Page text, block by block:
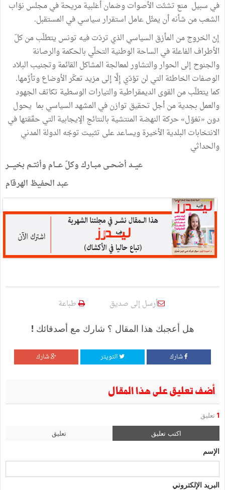
في سبيل منع تشتّت الأصوات وضمان أغلبية مريحة في مجلس نوّاب
الشعب من شأنه أن يمثّل عامل استقرار سياسي في المستقبل.
إنّ الخروج من المأزق السياسي الذي تردّت فيه تونس يتطلّب من كلّ
الأطراف الفاعلة في الساحة الوطنية التحلّي بالحكمة والرصانة
والجنوح إلى الحوار والتشاور لمعالجة المشاكل القائمة وتجنيب البلاد
الوصفات الخاطئة التي لن تؤدّي إِلَّا إلى مزيد تعكّر الأوضاع وتأزّمها.
كما يتطلّب من القوى الديمقراطية والتيارات الوسطية تكاتف الجهود
والعمل بجدية من أجل تحقيق توازن في المشهد السياسي بما يحول
دون «تغوّل» حركة النهضة المنتشية بالنتائج الإيجابية التي حقّقتها في
الانتخابات البلدية الأخيرة ويساعد على تثبيت توجّه الدولة المدني
والحداثي
عيــدأضحــى مبــارك وكلّ عـــام وأنتــم بخيــــر
عبد الحفيظ الهرقام
أرسل إلى صديق طباعة
هل أعجبك هذا المقال ؟ شارك مع أصدقائك !
شارك التويتر شارك
أضف تعليق على هذا المقال
1 تعليق
اكتب تعليق تعليق
الإسم
البريد الإلكتروني